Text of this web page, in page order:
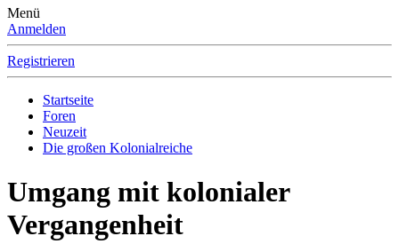
Menü
Anmelden
Registrieren
Startseite
Foren
Neuzeit
Die großen Kolonialreiche
Umgang mit kolonialer
Vergangenheit